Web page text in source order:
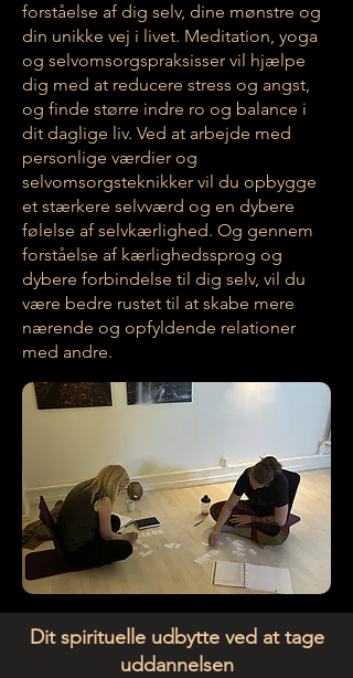
forståelse af dig selv, dine mønstre og
din unikke vej i livet. Meditation, yoga
og selvomsorgspraksisser vil hjælpe
dig med at reducere stress og angst,
og finde større indre ro og balance i
dit daglige liv. Ved at arbejde med
personlige værdier og
selvomsorgsteknikker vil du opbygge
et stærkere selvværd og en dybere
følelse af selvkærlighed. Og gennem
forståelse af kærlighedssprog og
dybere forbindelse til dig selv, vil du
være bedre rustet til at skabe mere
nærende og opfyldende relationer
med andre.
Dit spirituelle udbytte ved at tage
uddannelsen